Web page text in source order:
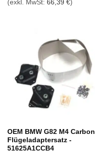
(exkl. MwSt: 66,39 €)
OEM BMW G82 M4 Carbon
Flügeladaptersatz -
51625A1CCB4